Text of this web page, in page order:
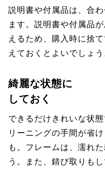
説明書や付属品は、合
ます。説明書や付属品
えるため、購入時に捨
えておくとよいでしょう
綺麗な状態に
しておく
できるだけきれいな状
リーニングの手間が省
も。フレームは、濡れ
う。また、錆び取りも